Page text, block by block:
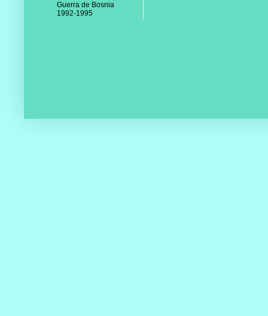
Guerra de Bosnia
1992-1995